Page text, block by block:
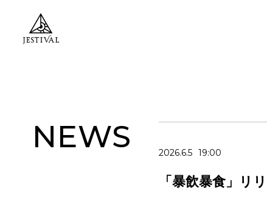
NEWS 2026.6.5 19:00
「暴飲暴食」リ